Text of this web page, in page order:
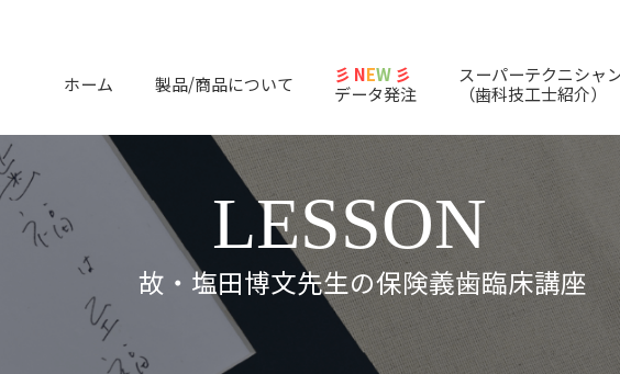
ホーム 製品/商品について 彡 NEW 彡
データ発注
スーパーテクニシャ
（歯科技工士紹介）
LESSON
故・塩田博文先生の保険義歯臨床講座